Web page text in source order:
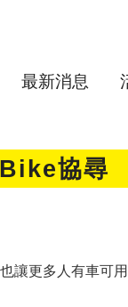
最新消息
協尋
讓更多人有車可用